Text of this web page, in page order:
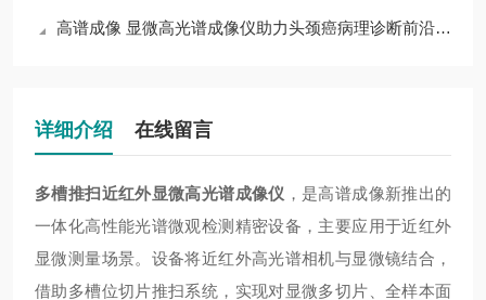
高谱成像 显微高光谱成像仪助力头颈癌病理诊断前沿研究
详细介绍 在线留言
多槽推扫近红外显微高光谱成像仪 ，是高谱成像新推出的
一体化高性能光谱微观检测精密设备，主要应用于近红外
显微测量场景。设备将近红外高光谱相机与显微镜结合，
借助多槽位切片推扫系统，实现对显微多切片、全样本面